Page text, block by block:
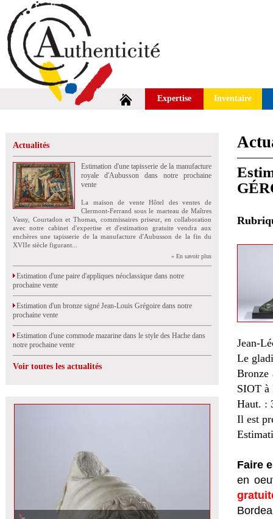
Expertise Inventaire
Actualités
Estimation d'une tapisserie de la manufacture
royale d'Aubusson dans notre prochaine
vente
La maison de vente Hôtel des ventes de
Clermont-Ferrand sous le marteau de Maîtres
Vassy, Courtadon et Thomas, commissaires priseur, en collaboration
avec notre cabinet d'expertise et d'estimation gratuite vendra aux
enchères une tapisserie de la manufacture d'Aubusson de la fin du
XVIIe siècle figurant...
» En savoir plus
Estimation d'une paire d'appliques néoclassique dans notre
prochaine vente
Estimation d'un bronze signé Jean-Louis Grégoire dans notre
prochaine vente
Estimation d'une commode mazarine dans le style des Hache dans
notre prochaine vente
Voir toutes les actualités
Jean-
Le
Bronze
SIOT à
Haut. :
Il est
Faire
en